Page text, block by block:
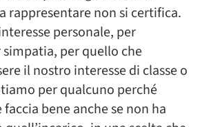
rappresentare non si certifica.
personale, per
simpatia, per quello che
il nostro interesse di classe o
per qualcuno perché
bene anche se non ha